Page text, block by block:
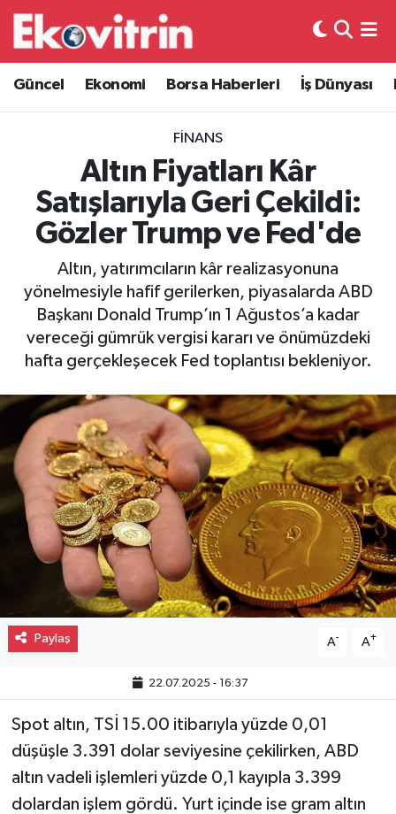
Güncel Ekonomi Borsa Haberleri İş Dünyası
FINANS
Altın Fiyatları Kâr
Satışlarıyla Geri Çekildi:
Gözler Trump ve Fed'de
Altın, yatırımcıların kâr realizasyonuna
yönelmesiyle hafif gerilerken, piyasalarda ABD
Başkanı Donald Trump’ın 1 Ağustos’a kadar
vereceği gümrük vergisi kararı ve önümüzdeki
hafta gerçekleşecek Fed toplantısı bekleniyor.
Paylaş A- A+
22.07.2025 - 16:37
Spot altın, TSİ 15.00 itibarıyla yüzde 0,01
düşüşle 3.391 dolar seviyesine çekilirken, ABD
altın vadeli işlemleri yüzde 0,1 kayıpla 3.399
dolardan işlem gördü. Yurt içinde ise gram altın
Güncel
Ekonomi
Borsa Haberleri
İş Dünyası
Lojistik
Otovitrin
Asayiş
Gayrimenkul
Spor
Eğitim
Hava Durumu
Trafik Durumu
Süper Lig Puan Durumu ve Fikstür
Tüm Manşetler
Son Dakika Haberleri
Haber Arşivi